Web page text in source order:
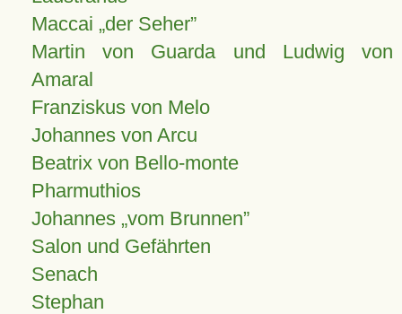
Maccai „der Seher”
Martin von Guarda und Ludwig von
Amaral
Franziskus von Melo
Johannes von Arcu
Beatrix von Bello-monte
Pharmuthios
Johannes vom Brunnen
Salon und Gefährten
Senach
Stephan